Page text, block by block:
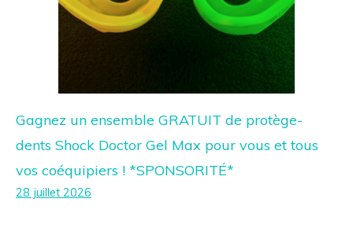
Gagnez un ensemble GRATUIT de protège-
dents Shock Doctor Gel Max pour vous et tous
vos coéquipiers ! *SPONSORITÉ*
28 juillet 2026